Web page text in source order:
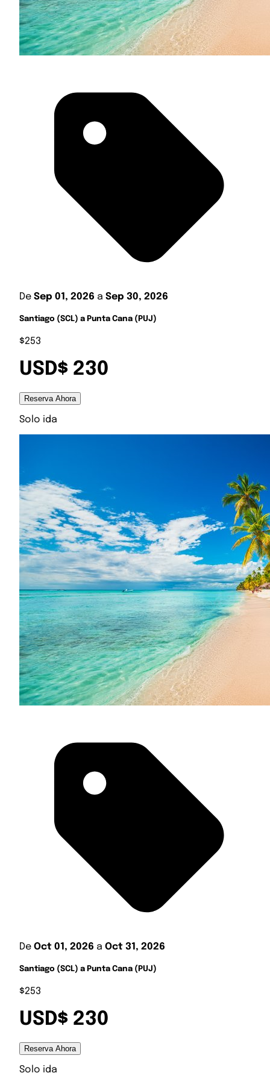
De Sep 01, 2026 a Sep 30, 2026
Santiago (SCL) a Punta Cana (PUJ)
$253
USD$ 230
Reserva Ahora
Solo ida
De Oct 01, 2026 a Oct 31, 2026
Santiago (SCL) a Punta Cana (PUJ)
$253
USD$ 230
Reserva Ahora
Solo ida